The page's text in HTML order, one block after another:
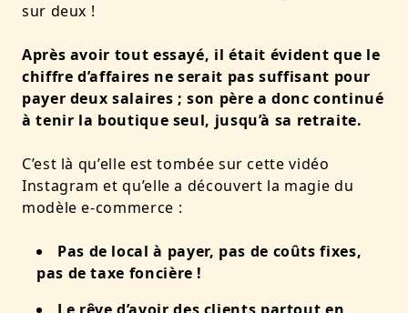
sur deux !
Après avoir tout essayé, il était évident que le
chiffre d’affaires ne serait pas suffisant pour
payer deux salaires ; son père a donc continué
à tenir la boutique seul, jusqu’à sa retraite.
C’est là qu’elle est tombée sur cette vidéo
Instagram et qu’elle a découvert la magie du
modèle e-commerce :
Pas de local à payer, pas de coûts fixes,
pas de taxe foncière !